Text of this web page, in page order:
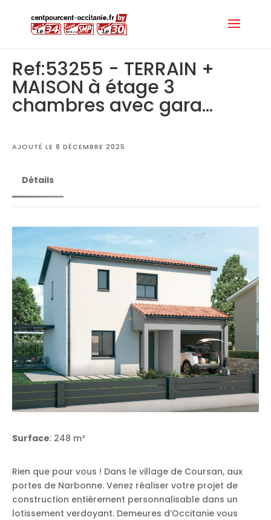
Ref:53255 - TERRAIN +
MAISON à étage 3
chambres avec gara...
AJOUTÉ LE 8 DÉCEMBRE 2025
Détails
Surface: 248 m²
Rien que pour vous ! Dans le village de Coursan, aux
portes de Narbonne. Venez réaliser votre projet de
construction entièrement personnalisable dans un
lotissement verdoyant. Demeures d’Occitanie vous